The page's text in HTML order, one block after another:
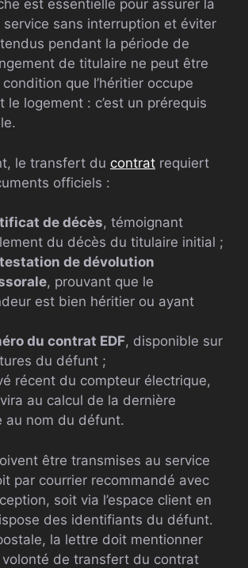
est essentielle pour assurer la
sans interruption et éviter
pendant la période de
de titulaire ne peut être
condition que l’héritier occupe
le logement : c’est un prérequis
le transfert du contrat requiert
officiels :
de décès, témoignant
du décès du titulaire initial ;
de dévolution
, prouvant que le
est bien héritier ou ayant
du contrat EDF, disponible sur
du défunt ;
récent du compteur électrique,
au calcul de la dernière
au nom du défunt.
être transmises au service
par courrier recommandé avec
soit via l’espace client en
des identifiants du défunt.
la lettre doit mentionner
volonté de transfert du contrat